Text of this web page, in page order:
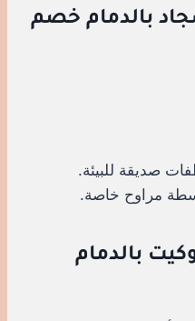
بالدمام خصم
صديقة للبيئة.
مراوح خاصة.
بالدمام